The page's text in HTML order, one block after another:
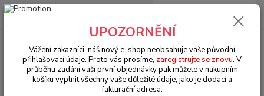
Menu
Hledat
+420 602 330 329
0 Kč
UPOZORNĚNÍ
Vážení zákazníci, náš nový e-shop neobsahuje vaše původní
přihlašovací údaje. Proto vás prosíme, zaregistrujte se znovu. V
průběhu zadání vaší první objednávky pak můžete v nákupním
košíku vyplnit všechny vaše důležité údaje, jako je dodací a
fakturační adresa.